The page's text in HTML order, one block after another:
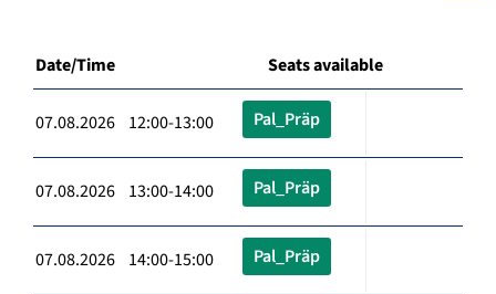
Date/Time Seats available
07.08.2026 12:00-13:00 Pal_Präp
07.08.2026 13:00-14:00 Pal_Präp
07.08.2026 14:00-15:00 Pal_Präp